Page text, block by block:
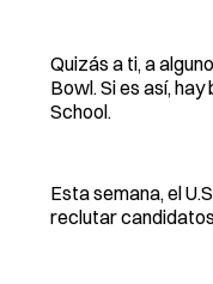
Quizás a ti, a
Bowl. Si es así,
School.
Esta semana, el
reclutar